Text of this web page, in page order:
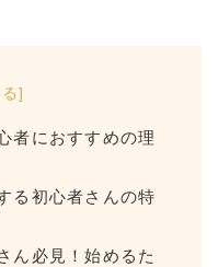
]
者におすすめの理
る初心者さんの特
ん必見！始めるた